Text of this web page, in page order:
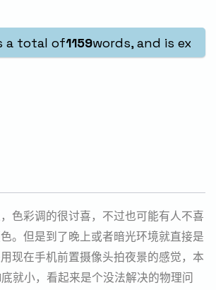
a total of1159words, and is
色彩调的很讨喜，不过也可能有人不喜
。但是到了晚上或者暗光环境就直接是
现在手机前置摄像头拍夜景的感觉，本
就小，看起来是个没法解决的物理问